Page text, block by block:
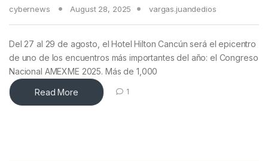
cybernews August 28, 2025 vargas.juandedios
Del 27 al 29 de agosto, el Hotel Hilton Cancún será el epicentro
de uno de los encuentros más importantes del año: el Congreso
Nacional AMEXME 2025. Más de 1,000
Read More 1